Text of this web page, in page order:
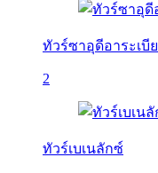
ทัวร์ซาอุดีอาระเบีย
2
ทัวร์เบเนลักซ์